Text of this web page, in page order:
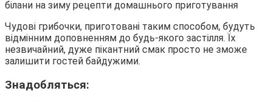
Чудові грибочки, приготовані таким способом, будуть
відмінним доповненням до будь-якого застілля. Їх
незвичайний, дуже пікантний смак просто не зможе
залишити гостей байдужими.
Знадобляться: